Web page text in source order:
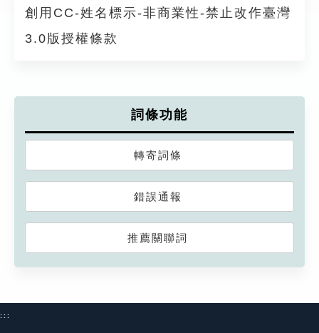
創用CC-姓名標示-非商業性-禁止改作臺灣
3.0版授權條款
詞條功能
轉寄詞條
錯誤通報
推薦關聯詞
:::